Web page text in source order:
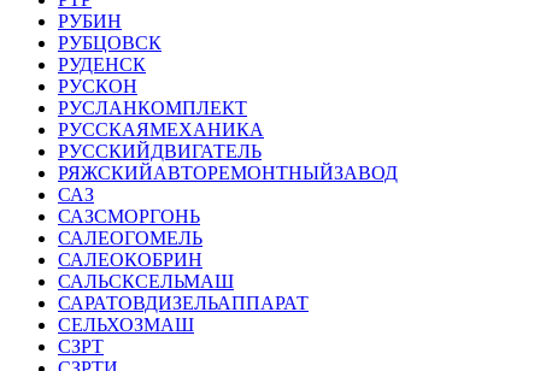
РУБИН
РУБЦОВСК
РУДЕНСК
РУСКОН
РУСЛАНКОМПЛЕКТ
РУССКАЯМЕХАНИКА
РУССКИЙДВИГАТЕЛЬ
РЯЖСКИЙАВТОРЕМОНТНЫЙЗАВОД
САЗ
САЗСМОРГОНЬ
САЛЕОГОМЕЛЬ
САЛЕОКОБРИН
САЛЬСКСЕЛЬМАШ
САРАТОВДИЗЕЛЬАППАРАТ
СЕЛЬХОЗМАШ
СЗРТ